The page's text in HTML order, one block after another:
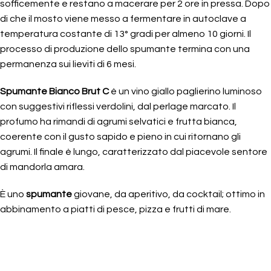
sofficemente e restano a macerare per 2 ore in pressa. Dopo
di che il mosto viene messo a fermentare in autoclave a
temperatura costante di 13° gradi per almeno 10 giorni. Il
processo di produzione dello spumante termina con una
permanenza sui lieviti di 6 mesi.
Spumante Bianco Brut Cè un vino giallo paglierino luminoso
con suggestivi riflessi verdolini, dal perlage marcato. Il
profumo ha rimandi di agrumi selvatici e frutta bianca,
coerente con il gusto sapido e pieno in cui ritornano gli
agrumi. Il finale è lungo, caratterizzato dal piacevole sentore
di mandorla amara.
È uno spumantegiovane, da aperitivo, da cocktail; ottimo in
abbinamento a piatti di pesce, pizza e frutti di mare.